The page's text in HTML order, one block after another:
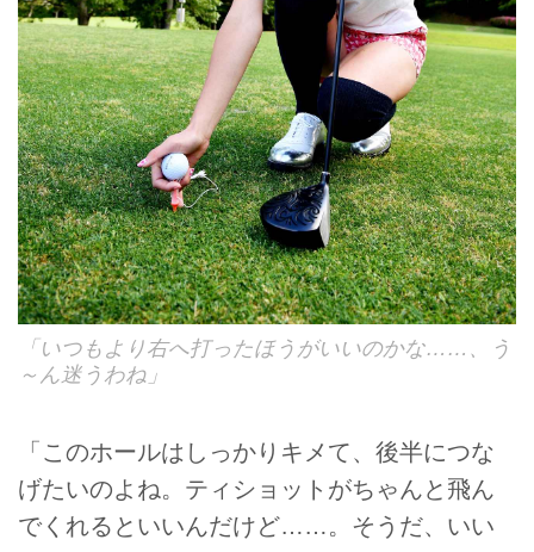
「いつもより右へ打ったほうがいいのかな……、う
～ん迷うわね」
「このホールはしっかりキメて、後半につな
げたいのよね。ティショットがちゃんと飛ん
でくれるといいんだけど……。そうだ、いい